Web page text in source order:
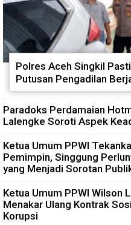
Polres Aceh Singkil
Putusan Pengadilan
Paradoks Perdamaian
Lalengke Soroti Aspek
Ketua Umum PPWI
Pemimpin, Singgung
yang Menjadi Sorotan
Ketua Umum PPWI Wilson
Menakar Ulang Kontrak
Korupsi